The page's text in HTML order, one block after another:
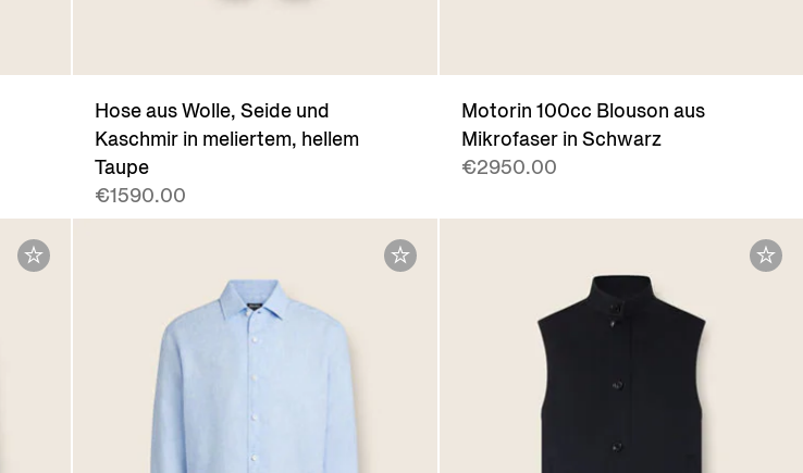
Hose aus Wolle, Seide und
Kaschmir in meliertem, hellem
Taupe
€1590.00
Motorin 100cc Blouson aus
Mikrofaser in Schwarz
€2950.00